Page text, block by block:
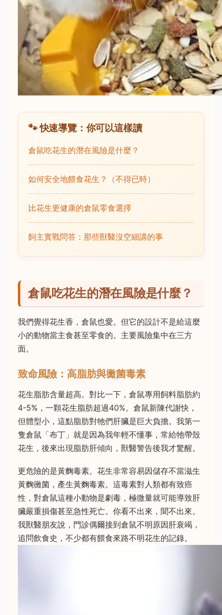
🐾 快速導覽：你可以這樣讀
倉鼠吃花生的潛在風險是什麼？
如何安全地餵食花生？（不得已時）
比花生更健康的倉鼠零食選擇
飼主實戰問答：那些獸醫沒空細講的事
倉鼠吃花生的潛在風險是什麼？
我們覺得花生香，倉鼠也愛。但它的設計不是給這麼
小的動物當主食甚至零食的。主要風險集中在三方
面。
致命風險：高脂肪與黴菌毒素
花生脂肪含量超高。對比一下，倉鼠專用飼料脂肪約
4-5%，一顆花生脂肪超過40%。倉鼠新陳代謝快，
但體型小，這點脂肪對牠們肝臟是巨大負擔。我第一
隻倉鼠「布丁」就是因為我年輕不懂事，常給牠帶殼
花生，後來出現脂肪肝傾向，獸醫警告後我才驚醒。
更危險的是黃麴毒素。花生非常容易因儲存不當滋生
黃麴黴菌，產生黃麴毒素。這毒素對人類都有致癌
性，對倉鼠這種小動物是劇毒，極微量就可能導致肝
臟嚴重損傷甚至急性死亡。你看不出來，聞不出來。
我獸醫朋友說，門診偶爾接到倉鼠不明原因肝衰竭，
追問飲食史，不少都有餵食來路不明花生的記錄。